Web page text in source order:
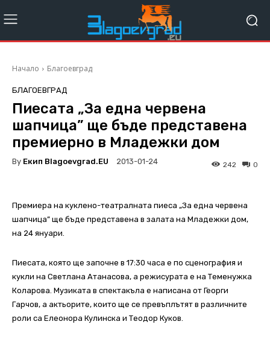
Начало Благоевград
БЛАГОЕВГРАД
Пиесата „За една червена
шапчица” ще бъде представена
премиерно в Младежки дом
By Екип Blagoevgrad.EU 2013-01-24 0
242
Премиера на куклено-театралната пиеса „За една червена
шапчица” ще бъде представена в залата на Младежки дом,
на 24 януари.
Пиесата, която ще започне в 17:30 часа е по сценография и
кукли на Светлана Атанасова, а режисурата е на Теменужка
Коларова. Музиката в спектакъла е написана от Георги
Гарчов, а актьорите, които ще се превъплътят в различните
роли са Елеонора Кулинска и Теодор Куков.